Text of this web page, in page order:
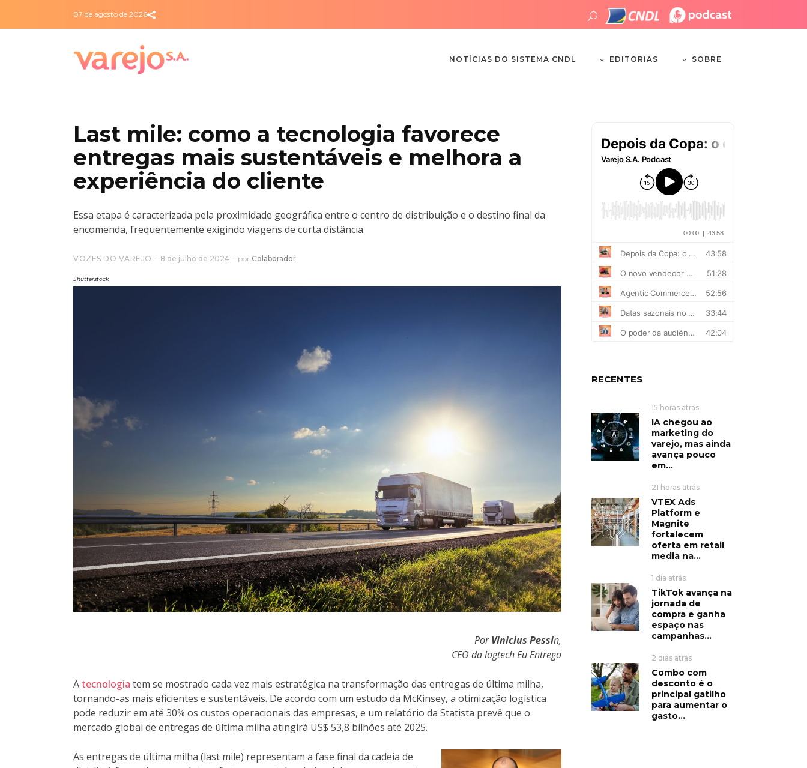
07 de agosto de 2026
NOTÍCIAS DO SISTEMA CNDL EDITORIAS SOBRE
Last mile: como a tecnologia favorece
entregas mais sustentáveis e melhora a
experiência do cliente
Essa etapa é caracterizada pela proximidade geográfica entre o centro de distribuição e o destino final da
encomenda, frequentemente exigindo viagens de curta distância
VOZES DO VAREJO 8 de julho de 2024 por Colaborador
Shutterstock
PorVinicius Pessin,
CEO da logtech Eu Entrego
A tecnologia tem se mostrado cada vez mais estratégica na transformação das entregas de última milha,
tornando-as mais eficientes e sustentáveis. De acordo com um estudo da McKinsey, a otimização logística
pode reduzir em até 30% os custos operacionais das empresas, e um relatório da Statista prevê que o
mercado global de entregas de última milha atingirá US$ 53,8 bilhões até 2025.
As entregas de última milha (last mile) representam a fase final da cadeia de
RECENTES
15 horas atrás
IA chegou ao
marketing do
varejo, mas ainda
avança pouco
em...
21 horas atrás
VTEX Ads
Platform e
Magnite
fortalecem
oferta em retail
media na...
1 dia atrás
TikTok avança na
jornada de
compra e ganha
espaço nas
campanhas...
2 dias atrás
Combo com
desconto é o
principal gatilho
para aumentar o
gasto...